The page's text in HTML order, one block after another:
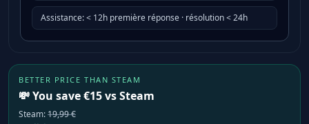
Assistance:< 12h première réponse · résolution < 24h
BETTER PRICE THAN STEAM
💸 You save €15 vs Steam
Steam:19,99 €